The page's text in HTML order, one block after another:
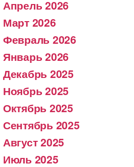
Апрель 2026
Март 2026
Февраль 2026
Январь 2026
Декабрь 2025
Ноябрь 2025
Октябрь 2025
Сентябрь 2025
Август 2025
Июль 2025